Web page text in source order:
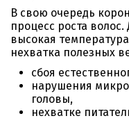
В свою очередь
процесс роста
высокая
нехватка полезных
сбоя
нарушения
головы,
нехватке